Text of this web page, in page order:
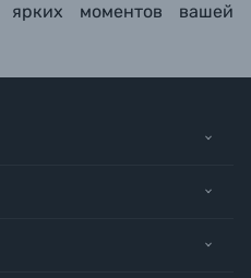
ярких моментов вашей